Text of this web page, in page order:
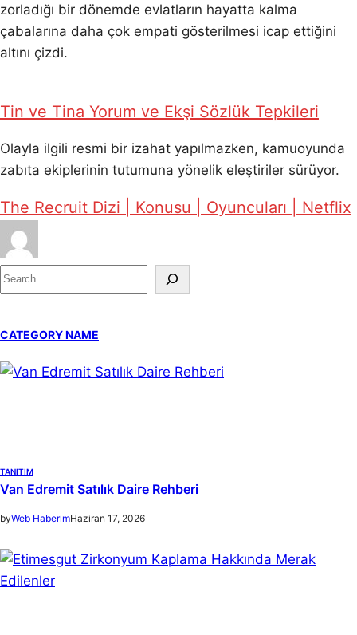
zorladığı bir dönemde evlatların hayatta kalma
çabalarına daha çok empati gösterilmesi icap ettiğini
altını çizdi.
Tin ve Tina Yorum ve Ekşi Sözlük Tepkileri
Olayla ilgili resmi bir izahat yapılmazken, kamuoyunda
zabıta ekiplerinin tutumuna yönelik eleştiriler sürüyor.
The Recruit Dizi | Konusu | Oyuncuları | Netflix
S
e
r
c
CATEGORY NAME
TANITIM
Van Edremit Satılık Daire Rehberi
byWeb HaberimHaziran 17, 2026